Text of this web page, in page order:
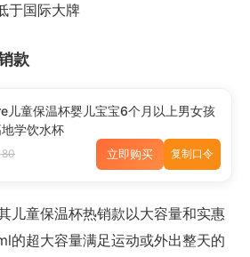
于国际大牌
款
儿童保温杯婴儿宝宝6个月以上男女孩
学饮水杯
立即购买 复制口令
儿童保温杯热销款以大容量和实惠
的超大容量满足运动或外出整天的